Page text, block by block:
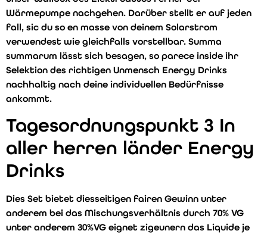
Wärmepumpe nachgehen. Darüber stellt er auf jeden
fall, sic du so en masse von deinem Solarstrom
verwendest wie gleichfalls vorstellbar. Summa
summarum lässt sich besagen, so parece inside ihr
Selektion des richtigen Unmensch Energy Drinks
nachhaltig nach deine individuellen Bedürfnisse
ankommt.
Tagesordnungspunkt 3 In
aller herren länder Energy
Drinks
Dies Set bietet diesseitigen fairen Gewinn unter
anderem bei das Mischungsverhältnis durch 70% VG
unter anderem 30%VG eignet zigeunern das Liquide je